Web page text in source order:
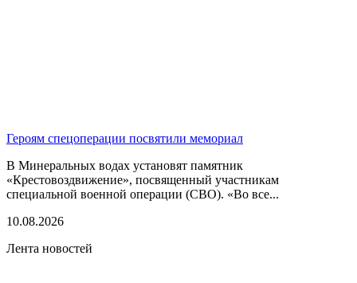
Героям спецоперации посвятили мемориал
В Минеральных водах установят памятник
«Крестовоздвижение», посвященный участникам
специальной военной операции (СВО). «Во все...
10.08.2026
Лента новостей